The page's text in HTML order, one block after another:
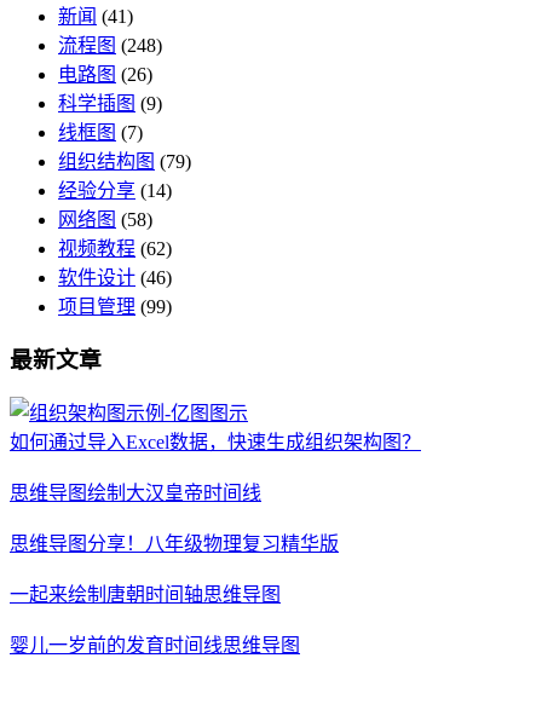
新闻 (41)
流程图 (248)
电路图 (26)
科学插图 (9)
线框图 (7)
组织结构图 (79)
经验分享 (14)
网络图 (58)
视频教程 (62)
软件设计 (46)
项目管理 (99)
最新文章
如何通过导入Excel数据，快速生成组织架构图？
思维导图绘制大汉皇帝时间线
思维导图分享！八年级物理复习精华版
一起来绘制唐朝时间轴思维导图
婴儿一岁前的发育时间线思维导图